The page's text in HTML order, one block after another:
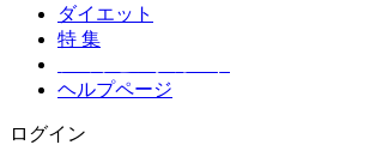
ダイエット
特 集
ヘルプページ
ログイン